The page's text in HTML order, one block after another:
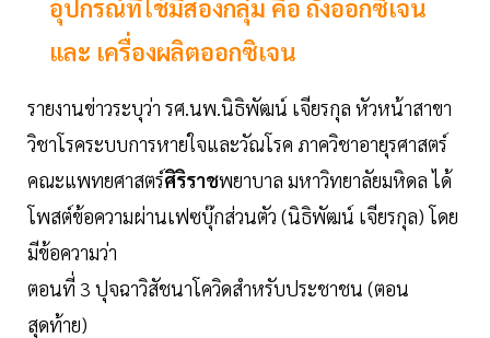
อุปกรณ์ที่ใช้มีสองกลุ่ม คือ ถังออกซิเจน
และ เครื่องผลิตออกซิเจน
รายงานข่าวระบุว่า รศ.นพ.นิธิพัฒน์ เจียรกุล หัวหน้าสาขา
วิชาโรคระบบการหายใจและวัณโรค ภาควิชาอายุรศาสตร์
คณะแพทยศาสตร์ศิริราชพยาบาล มหาวิทยาลัยมหิดล ได้
โพสต์ข้อความผ่านเฟซบุ๊กส่วนตัว (นิธิพัฒน์ เจียรกุล) โดย
มีข้อความว่า
ตอนที่ 3 ปุจฉาวิสัชนาโควิดสำหรับประชาชน (ตอน
สุดท้าย)